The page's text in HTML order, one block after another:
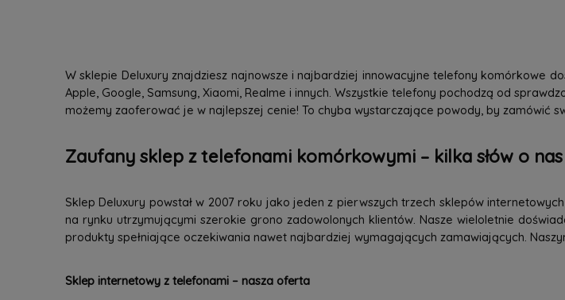
W sklepie Deluxury znajdziesz najnowsze i najbardziej innowacyjne telefony komórkowe
Apple, Google, Samsung, Xiaomi, Realme i innych. Wszystkie telefony pochodzą od
możemy zaoferować je w najlepszej cenie! To chyba wystarczające powody, by zamówić
Zaufany sklep z telefonami komórkowymi – kilka słów o nas
Sklep Deluxury powstał w 2007 roku jako jeden z pierwszych trzech sklepów
na rynku utrzymującymi szerokie grono zadowolonych klientów. Nasze wieloletnie
produkty spełniające oczekiwania nawet najbardziej wymagających zamawiających.
Sklep internetowy z telefonami – nasza oferta